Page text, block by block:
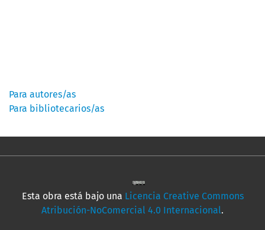
Para autores/as
Para bibliotecarios/as
Esta obra está bajo una Licencia Creative Commons
Atribución-NoComercial 4.0 Internacional.